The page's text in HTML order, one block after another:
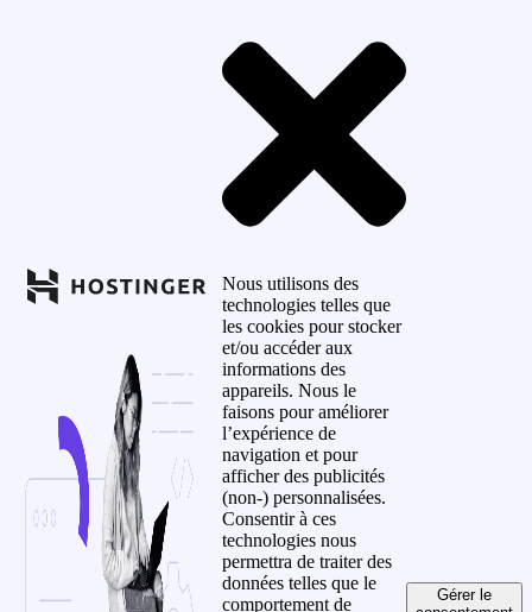
Nous utilisons des
technologies telles que
les cookies pour stocker
et/ou accéder aux
informations des
appareils. Nous le
faisons pour améliorer
l’expérience de
navigation et pour
afficher des publicités
(non-) personnalisées.
Consentir à ces
technologies nous
permettra de traiter des
données telles que le
comportement de
Gérer le